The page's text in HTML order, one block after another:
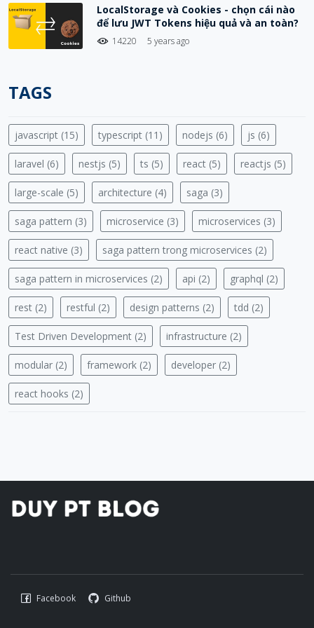
LocalStorage và Cookies - chọn cái nào
để lưu JWT Tokens hiệu quả và an toàn?
14220 5 years ago
TAGS
javascript (15) typescript (11) nodejs (6) js (6)
laravel (6) nestjs (5) ts (5) react (5) reactjs (5)
large-scale (5) architecture (4) saga (3)
saga pattern (3) microservice (3) microservices (3)
react native (3) saga pattern trong microservices (2)
saga pattern in microservices (2) api (2) graphql (2)
rest (2) restful (2) design patterns (2) tdd (2)
Test Driven Development (2) infrastructure (2)
modular (2) framework (2) developer (2)
react hooks (2)
Facebook Github